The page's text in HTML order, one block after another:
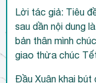
Lời tác giả: Tiêu
sau dần nội dung
bản thân mình
giao thừa chúc
Đầu Xuân khai